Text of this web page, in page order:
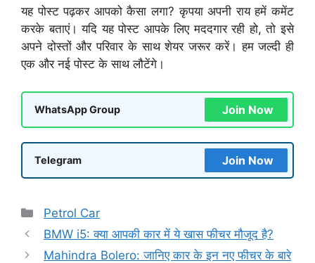
यह पोस्ट पढ़कर आपको कैसा लगा? कृपया अपनी राय हमें कमेंट
करके बताएं। यदि यह पोस्ट आपके लिए मददगार रही हो, तो इसे
अपने दोस्तों और परिवार के साथ शेयर जरूर करें। हम जल्दी ही
एक और नई पोस्ट के साथ लौटेंगे।
WhatsApp Group Join Now
Telegram Join Now
Categories
Petrol Car
BMW i5: क्या आपकी कार में ये खास फीचर मौजूद है?
Mahindra Bolero: जानिए कार के इन नए फीचर के बारे